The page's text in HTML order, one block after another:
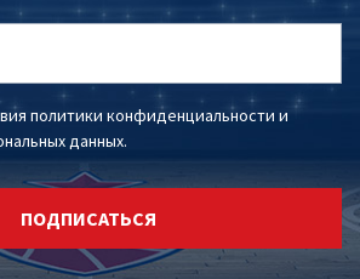
политики конфиденциальности и
данных.
ПОДПИСАТЬСЯ